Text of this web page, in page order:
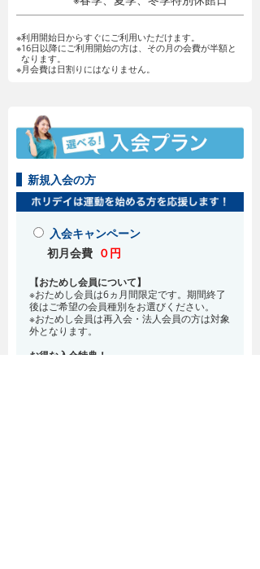
※利用開始日からすぐにご利用いただけます。
※16日以降にご利用開始の方は、その月の会費が半額と
なります。
※月会費は日割りにはなりません。
新規入会の方
入会キャンペーン
初月会費 ０円
【おためし会員について】
※おためし会員は6ヵ月間限定です。期間終了
後はご希望の会員種別をお選びください。
※おためし会員は再入会・法人会員の方は対象
外となります。
お得な入会特典！